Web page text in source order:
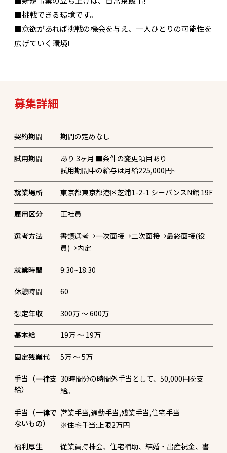
■挑戦できる環境です。
■意欲があれば挑戦の機会を与え、一人ひとりの可能性を
広げていく環境!
募集詳細
契約期間 期間の定めなし
試用期間
あり 3ヶ月 ■条件の変更項目あり
試用期間中の給与は月給225,000円~
就業場所 東京都東京都港区芝浦1-2-1 シーバンスN館 19F
雇用区分 正社員
選考方法
書類選考→一次面接→二次面接→最終面接(役
員)→内定
就業時間 9:30~18:30
休憩時間 60
想定年収 300万 〜 600万
基本給 19万 〜 19万
固定残業代 5万 〜 5万
手当（一律支
給）
30時間分の時間外手当として、50,000円を支
給。
手当（一律で
ないもの）
営業手当,通勤手当,残業手当,住宅手当
※住宅手当:上限2万円
福利厚生
従業員持株会、住宅補助、結婚・出産祝金、書